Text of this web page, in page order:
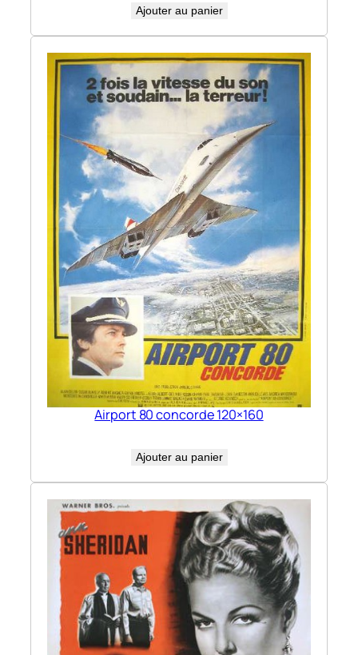
Ajouter au panier
Airport 80 concorde 120×160
Ajouter au panier